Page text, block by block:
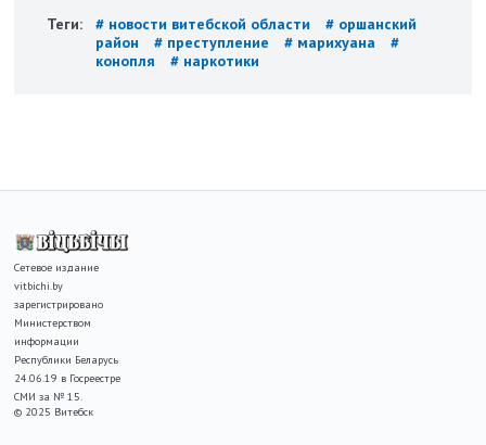
Теги: # новости витебской области
# оршанский
район
# преступление # марихуана
#
конопля
# наркотики
Сетевое издание
vitbichi.by
зарегистрировано
Министерством
информации
Республики Беларусь
24.06.19 в Госреестре
СМИ за № 15.
© 2025 Витебск